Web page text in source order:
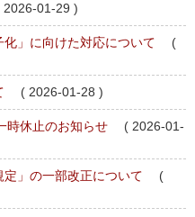
01-29 )
化」に向けた対応について
(
( 2026-01-28 )
時休止のお知らせ
( 2026-01-
定」の一部改正について
(